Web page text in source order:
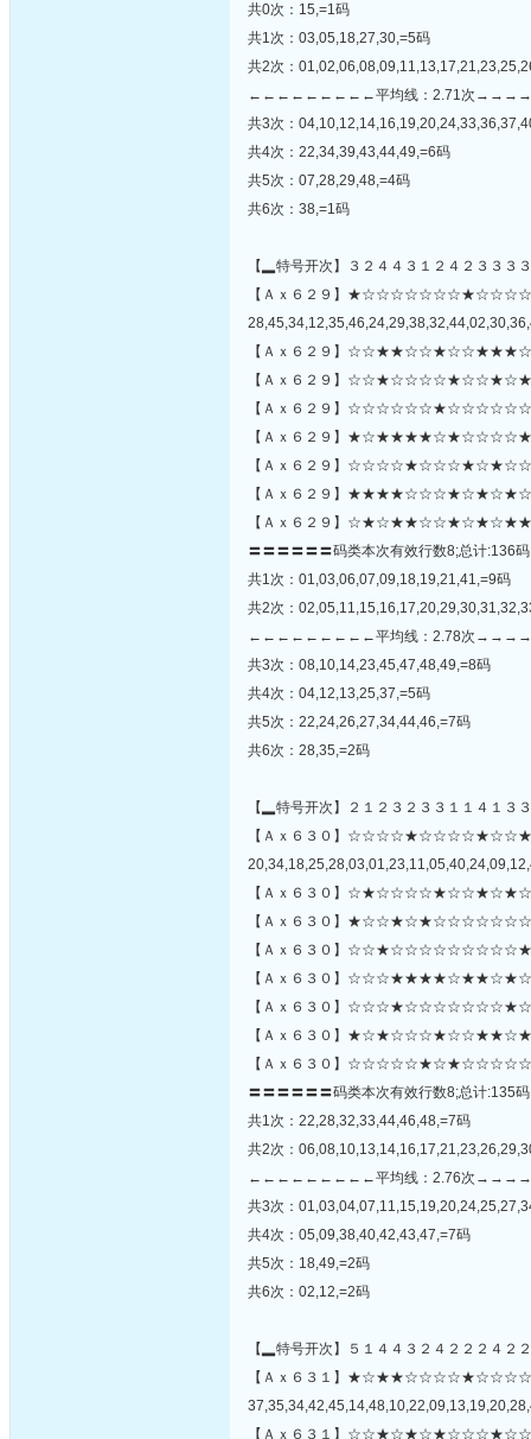
共0次：15,=1码
共1次：03,05,18,27,30,=5码
共2次：
←←←←←←←←←平均线：2.71次
共3次：
共4次：22,34,39,43,44,49,=6码
共5次：07,28,29,48,=4码
共6次：38,=1码
【▂特号开次】３２４４３１２４２３３３
【Ａｘ６２９】
【Ａｘ６２９】
【Ａｘ６２９】
【Ａｘ６２９】
【Ａｘ６２９】
【Ａｘ６２９】
【Ａｘ６２９】
【Ａｘ６２９】
〓〓〓〓〓〓码类本次有效行数8;总计:136
共1次：01,03,06,07,09,18,19,21,41,=9码
共2次：
←←←←←←←←←平均线：2.78次
共3次：08,10,14,23,45,47,48,49,=8码
共4次：04,12,13,25,37,=5码
共5次：22,24,26,27,34,44,46,=7码
共6次：28,35,=2码
【▂特号开次】２１２３２３３１１４１３
【Ａｘ６３０】
【Ａｘ６３０】
【Ａｘ６３０】
【Ａｘ６３０】
【Ａｘ６３０】
【Ａｘ６３０】
【Ａｘ６３０】
【Ａｘ６３０】
〓〓〓〓〓〓码类本次有效行数8;总计:135
共1次：22,28,32,33,44,46,48,=7码
共2次：
←←←←←←←←←平均线：2.76次
共3次：
共4次：05,09,38,40,42,43,47,=7码
共5次：18,49,=2码
共6次：02,12,=2码
【▂特号开次】５１４４３２４２２２４２
【Ａｘ６３１】
【Ａｘ６３１】